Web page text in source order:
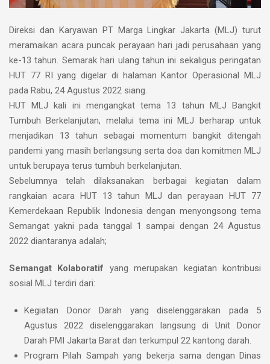
Direksi dan Karyawan PT Marga Lingkar Jakarta (MLJ) turut
meramaikan acara puncak perayaan hari jadi perusahaan yang
ke-13 tahun. Semarak hari ulang tahun ini sekaligus peringatan
HUT 77 RI yang digelar di halaman Kantor Operasional MLJ
pada Rabu, 24 Agustus 2022 siang.
HUT MLJ kali ini mengangkat tema 13 tahun MLJ Bangkit
Tumbuh Berkelanjutan, melalui tema ini MLJ berharap untuk
menjadikan 13 tahun sebagai momentum bangkit ditengah
pandemi yang masih berlangsung serta doa dan komitmen MLJ
untuk berupaya terus tumbuh berkelanjutan.
Sebelumnya telah dilaksanakan berbagai kegiatan dalam
rangkaian acara HUT 13 tahun MLJ dan perayaan HUT 77
Kemerdekaan Republik Indonesia dengan menyongsong tema
Semangat yakni pada tanggal 1 sampai dengan 24 Agustus
2022 diantaranya adalah;
Semangat Kolaboratif yang merupakan kegiatan kontribusi
sosial MLJ terdiri dari:
Kegiatan Donor Darah yang diselenggarakan pada 5
Agustus 2022 diselenggarakan langsung di Unit Donor
Darah PMI Jakarta Barat dan terkumpul 22 kantong darah.
Program Pilah Sampah yang bekerja sama dengan Dinas